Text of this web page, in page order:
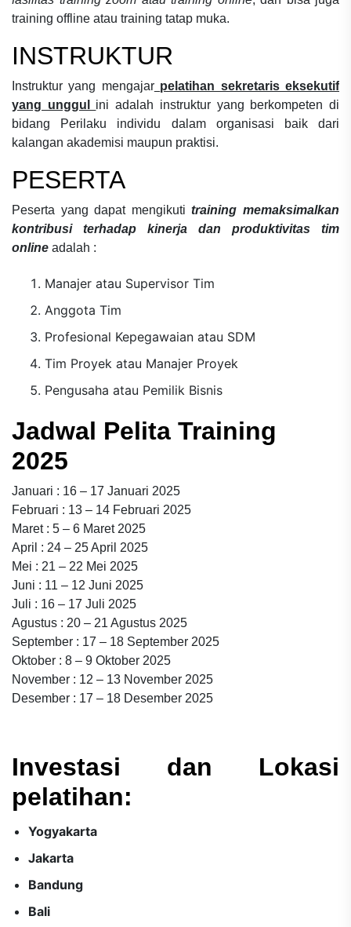
training offline atau training tatap muka.
INSTRUKTUR
Instruktur yang mengajar pelatihan sekretaris eksekutif
yang unggul ini adalah instruktur yang berkompeten di
bidang
Perilaku individu dalam organisasi baik dari
kalangan akademisi maupun praktisi.
PESERTA
Peserta yang dapat mengikuti training memaksimalkan
kontribusi terhadap kinerja dan produktivitas tim
online adalah :
Manajer atau Supervisor Tim
Anggota Tim
Profesional Kepegawaian atau SDM
Tim Proyek atau Manajer Proyek
Pengusaha atau Pemilik Bisnis
Jadwal Pelita Training
2025
Januari : 16 – 17 Januari 2025
Februari : 13 – 14 Februari 2025
Maret : 5 – 6 Maret 2025
April : 24 – 25 April 2025
Mei : 21 – 22 Mei 2025
Juni : 11 – 12 Juni 2025
Juli : 16 – 17 Juli 2025
Agustus : 20 – 21 Agustus 2025
September : 17 – 18 September 2025
Oktober : 8 – 9 Oktober 2025
November : 12 – 13 November 2025
Desember : 17 – 18 Desember 2025
Investasi dan Lokasi
pelatihan:
Yogyakarta
Jakarta
Bandung
Bali